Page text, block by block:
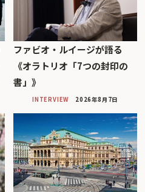
ファビオ・ルイージが語る
《オラトリオ「7つの封印の
書」》
INTERVIEW 2026年8月7日